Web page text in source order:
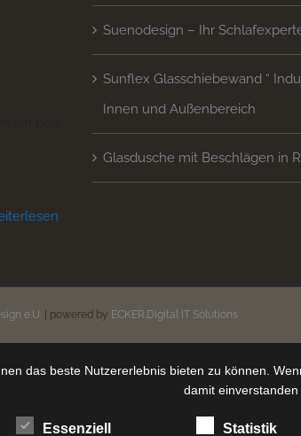
Suenodesign – Ihr
Sunflex Glasschiebewand “
Innen und Außenbereich
Glasdusche mit Beschlägen in
e.U. | powered by ECKER.Digital IT Solutions
das beste Nutzererlebnis bieten zu können.
damit einverstanden
Essenziell Statistik